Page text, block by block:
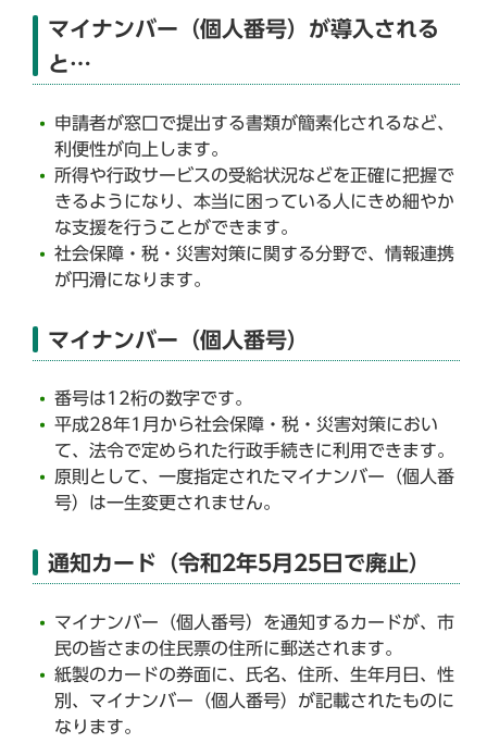
マイナンバー（個人番号）が導入される
と…
申請者が窓口で提出する書類が簡素化されるなど、
利便性が向上します。
所得や行政サービスの受給状況などを正確に把握で
きるようになり、本当に困っている人にきめ細やか
な支援を行うことができます。
社会保障・税・災害対策に関する分野で、情報連携
が円滑になります。
マイナンバー（個人番号）
番号は12桁の数字です。
平成28年1月から社会保障・税・災害対策におい
て、法令で定められた行政手続きに利用できます。
原則として、一度指定されたマイナンバー（個人番
号）は一生変更されません。
通知カード（令和2年5月25日で廃止）
マイナンバー（個人番号）を通知するカードが、市
民の皆さまの住民票の住所に郵送されます。
紙製のカードの券面に、氏名、住所、生年月日、性
別、マイナンバー（個人番号）が記載されたものに
なります。